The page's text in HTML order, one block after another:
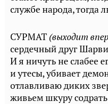
службе народа, тогда
СУРМАТ (выходит
сердечный друг
И я ничуть не слабее
и утесы, убивает
отлавливаю диких
живьем шкуру